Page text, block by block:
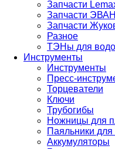
Запчасти
Запчасти ЭВАН
Запчасти
Разное
ТЭНы для
Инструменты
Инструменты
Пресс-
Торцеватели
Ключи
Трубогибы
Ножницы для
Паяльники
Аккумуляторы